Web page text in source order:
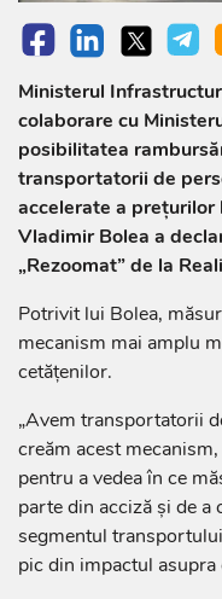
Ministerul
colaborare cu
posibilitatea
transportatorii de
accelerate a
Vladimir Bolea a
„Rezoomat” de la
Potrivit lui Bolea,
mecanism mai amplu
cetățenilor.
„Avem transportatorii
creăm acest
pentru a vedea în ce
parte din acciză și de
segmentul
pic din impactul asupra